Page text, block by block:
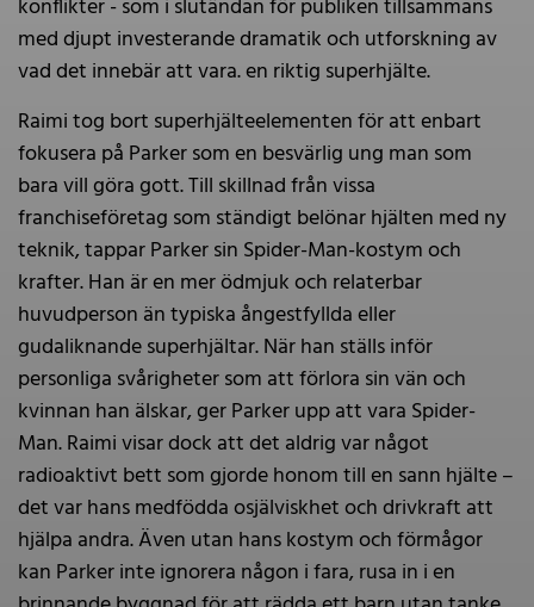
konflikter - som i slutändan för publiken tillsammans
med djupt investerande dramatik och utforskning av
vad det innebär att vara. en riktig superhjälte.
Raimi tog bort superhjälteelementen för att enbart
fokusera på Parker som en besvärlig ung man som
bara vill göra gott. Till skillnad från vissa
franchiseföretag som ständigt belönar hjälten med ny
teknik, tappar Parker sin Spider-Man-kostym och
krafter. Han är en mer ödmjuk och relaterbar
huvudperson än typiska ångestfyllda eller
gudaliknande superhjältar. När han ställs inför
personliga svårigheter som att förlora sin vän och
kvinnan han älskar, ger Parker upp att vara Spider-
Man. Raimi visar dock att det aldrig var något
radioaktivt bett som gjorde honom till en sann hjälte –
det var hans medfödda osjälviskhet och drivkraft att
hjälpa andra. Även utan hans kostym och förmågor
kan Parker inte ignorera någon i fara, rusa in i en